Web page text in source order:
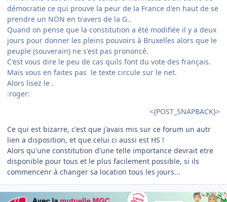
démocratie ce qui prouve la peur de la France d'en haut de se
prendre un NON en travers de la G..
Quand on pense que la constitution a été modifiée il y a deux
jours pour donner les pleins pouvoirs à Bruxelles alors que le
peuple (souverain) ne s'est pas prononcé.
C'est vous dire le peu de cas quils font du vote des français.
Mais vous en faites pas le texte circule sur le net.
Alors lisez le .
:roger:
<{POST_SNAPBACK}>
Ce qui est bizarre, c'est que j'avais mis sur ce forum un autr
lien a disposition, et que celui ci aussi est HS !
Alors qu'une constitution d'une telle importance devrait etre
disponible pour tous et le plus facilement possible, si ils
commencenr à changer sa location tous les jours...